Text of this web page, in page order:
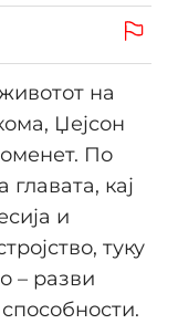
на
Џејсон
По
кај
и
туку
– разви